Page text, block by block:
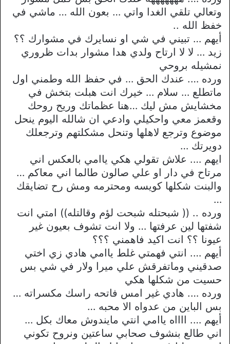
وتعالي تلقي الغدا واتي … بعون الله … ماشي في
خفظ الله ..
أيهم … تبيني في شي او نسايرك في مشوارك ؟؟
زيد … لا لا ارتاح ولدي هدا مشوار بدات ظروري
نمشيله بروحي
ورده …. عندك الحق … في حفظ الله وطمني اول
ماتطلع … سلام … خيرك انت هبلت بتخش في
مخشايش مش ليك …هنا عظماتك وريح روحك
وقعمز معي واحكيلي وادعي ان شالله اليوم ينحل
موضوع وترجع لاهلها وتنحل مشكلتهم وترجعلك
دويرتك …
ايهم …. علاش تقولي هكي ياامي بالعكس اني
مرتاح في دار او علي صالون طالما اني معاكم …
والبنت شكلها كويسه ومحترمه ومش رح تضايقك
…
ورده .. (( شبحتله شبحت لؤم وقالتله)) امتي انت
شفتها لين عرفتها … ولا انت تشوف بعيون غير
عيونا ؟؟ انت اكيد فاهمني ؟؟؟
أيهم …. انتي فهمتي غلط ياامي هادي زي اختي
صدقيني وماتفرقش علي ميرا ولار في شي بس
حسيت من شكلها هكي
ورده …. هادي غير امس فاتحه راسك مكسراته …
بس الباين من عدواه الا محبه …
أيهم …. ااااه ياامي انتي مايندوش معاك بكل …
اني طالع بنشوف صحابي ساعتين ونروح تكوني